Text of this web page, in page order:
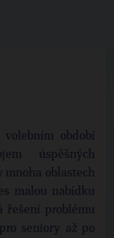
období
úspěšných
oblastech
malou nabídku
řešení problému
seniory až po